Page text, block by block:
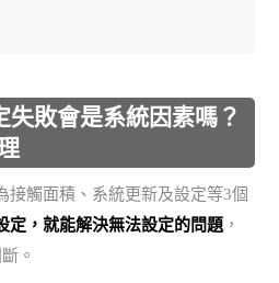
失敗會是系統因素嗎？
接觸面積、系統更新及設定等3個
定，就能解決無法設定的問題 ，
。